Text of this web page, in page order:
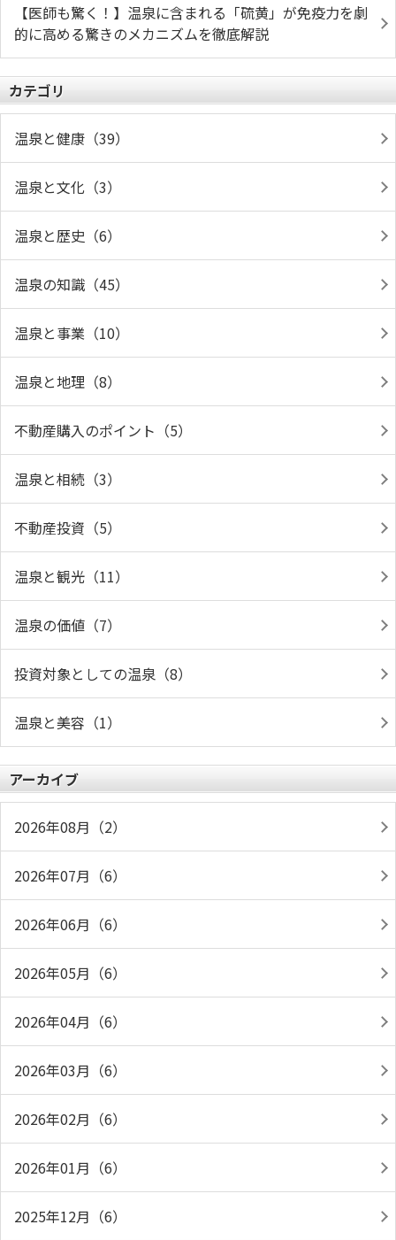
【医師も驚く！】温泉に含まれる「硫黄」が免疫力を劇
的に高める驚きのメカニズムを徹底解説
カテゴリ
温泉と健康（39）
温泉と文化（3）
温泉と歴史（6）
温泉の知識（45）
温泉と事業（10）
温泉と地理（8）
不動産購入のポイント（5）
温泉と相続（3）
不動産投資（5）
温泉と観光（11）
温泉の価値（7）
投資対象としての温泉（8）
温泉と美容（1）
アーカイブ
2026年08月（2）
2026年07月（6）
2026年06月（6）
2026年05月（6）
2026年04月（6）
2026年03月（6）
2026年02月（6）
2026年01月（6）
2025年12月（6）